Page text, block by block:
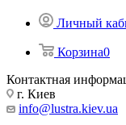
Личный
Корзина0
Контактная
г. Киев
info@lustra.kiev.ua